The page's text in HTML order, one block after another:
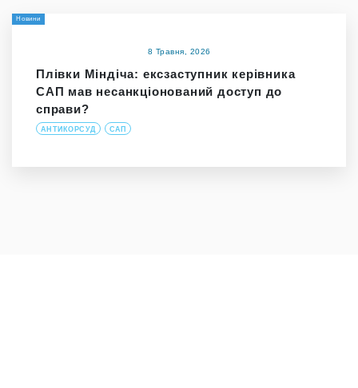
Новини
8 Травня, 2026
Плівки Міндіча: ексзаступник керівника
САП мав несанкціонований доступ до
справи?
АНТИКОРСУД САП